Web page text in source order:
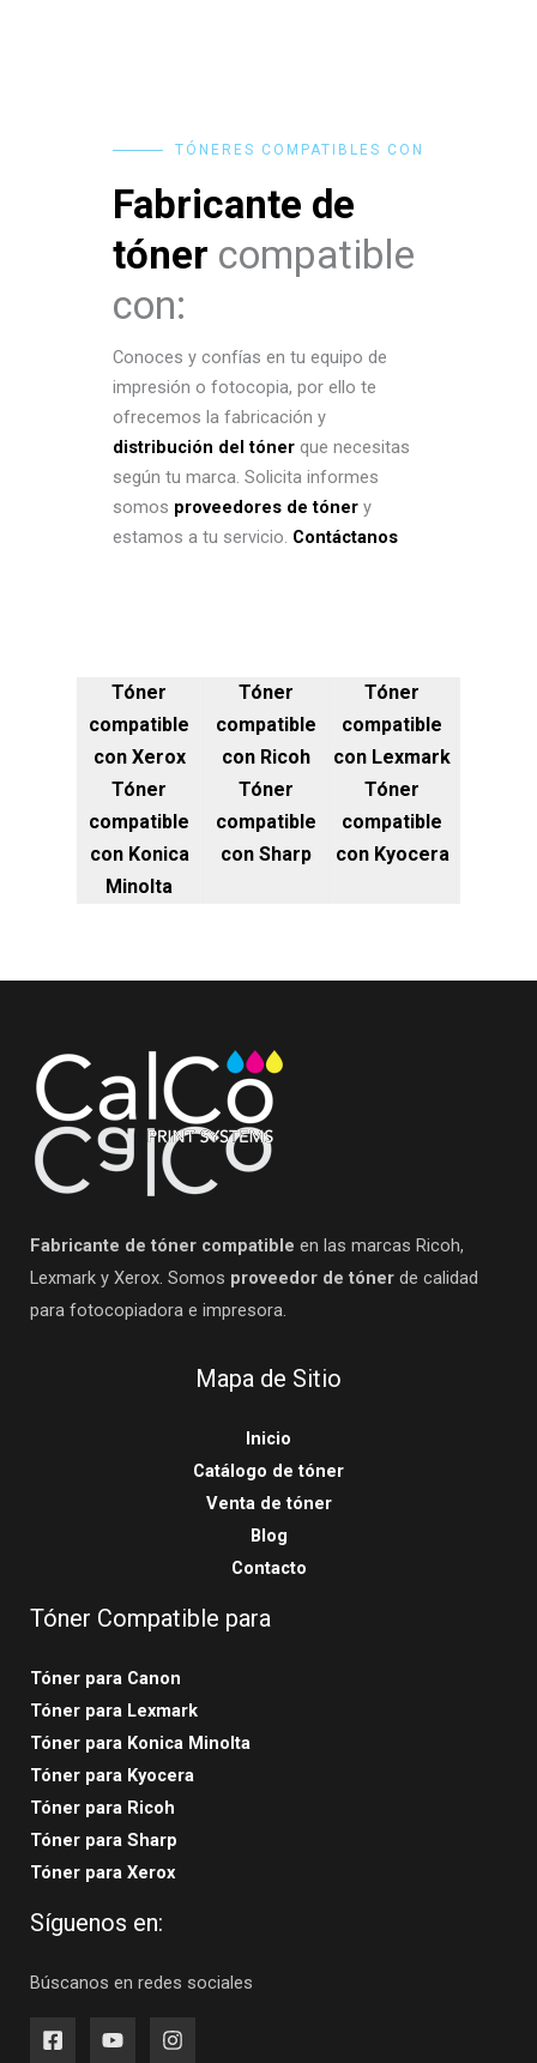
TÓNERES COMPATIBLES CON
Fabricante de
tóner compatible
con:
Conoces y confías en tu equipo de
impresión o fotocopia, por ello te
ofrecemos la fabricación y
distribución del tóner que necesitas
según tu marca. Solicita informes
somos proveedores de tóner y
estamos a tu servicio. Contáctanos
Tóner
compatible
con Xerox
Tóner
compatible
con Ricoh
Tóner
compatible
con Lexmark
Tóner
compatible
con Konica
Minolta
Tóner
compatible
con Sharp
Tóner
compatible
con Kyocera
Fabricante de tóner compatible en las marcas Ricoh,
Lexmark y Xerox. Somos proveedor de tóner de calidad
para fotocopiadora e impresora.
Mapa de Sitio
Inicio
Catálogo de tóner
Venta de tóner
Blog
Contacto
Tóner Compatible para
Tóner para Canon
Tóner para Lexmark
Tóner para Konica Minolta
Tóner para Kyocera
Tóner para Ricoh
Tóner para Sharp
Tóner para Xerox
Síguenos en:
Búscanos en redes sociales